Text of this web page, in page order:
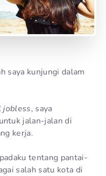
saya kunjungi dalam
jobless, saya
jalan-jalan di
kerja.
tentang pantai-
salah satu kota di